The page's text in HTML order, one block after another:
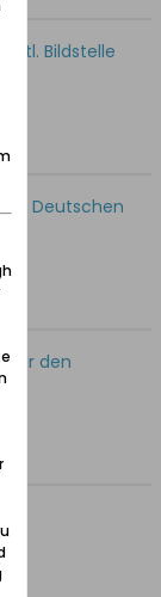
Bildstelle
Deutschen
für den